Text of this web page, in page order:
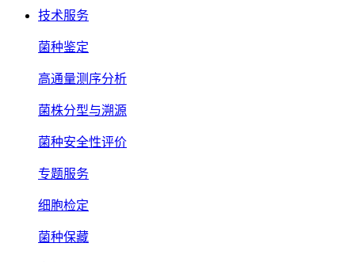
技术服务
菌种鉴定
高通量测序分析
菌株分型与溯源
菌种安全性评价
专题服务
细胞检定
菌种保藏